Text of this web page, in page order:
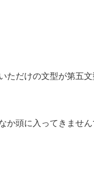
ただけの文型が第五文
か頭に入ってきませ